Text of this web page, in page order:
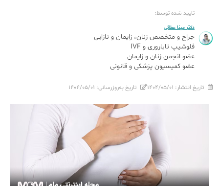
تایید شده توسط:
دکتر مینا عطائی
جراح و متخصص زنان، زایمان و نازایی
فلوشیپ ناباروری و IVF
عضو انجمن زنان و زایمان
عضو کمیسیون پزشکی و قانونی
تاریخ انتشار: ۱۴۰۴/۰۵/۰۱ تاریخ به‌روزرسانی: ۱۴۰۴/۰۵/۰۱